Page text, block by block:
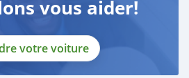
vous aider!
votre voiture